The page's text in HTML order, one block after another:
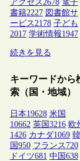
アクセス 2678 電子
書籍2227 図書館サ
ービス 2178 子ども
2017 学術情報1947
続きを見る
キーワードから
索（国・地域）
日本19628 米国
10662 英国3216 欧
1426 カナダ1069 韓
国950 フランス 720
ドイツ681 中国638